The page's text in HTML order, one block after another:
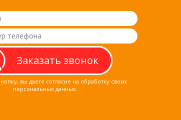
вы даете согласие на обработку своих
персональных данных.